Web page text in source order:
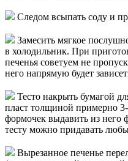
Следом всыпать соду и
Замесить мягкое
в холодильник. При
печенья советуем не
него напрямую будет
Тесто накрыть бумагой
пласт толщиной примерно
формочек выдавить из него
тесту можно придавать
Вырезанное печенье